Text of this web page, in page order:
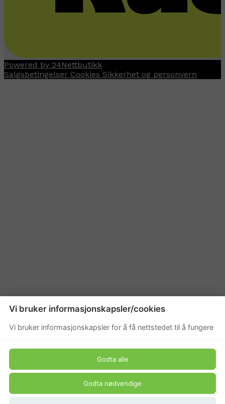
Powered by 24Nettbutikk
Salgsbetingelser Cookies Sikkerhet og personvern
Vi bruker informasjonskapsler/cookies
Vi bruker informasjonskapsler for å få nettstedet til å fungere
Godta alle
Godta nødvendige